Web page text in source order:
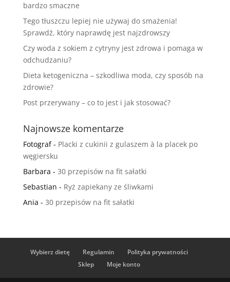
bardzo smaczne
Tego tłuszczu lepiej nie używaj do smażenia!
Sprawdź, który naprawdę jest najzdrowszy
Czy woda z sokiem z cytryny jest zdrowa i pomaga w
odchudzaniu?
Dieta ketogeniczna – szkodliwa moda, czy sposób na
zdrowie?
Post przerywany – co to jest i jak stosować?
Najnowsze komentarze
Fotograf- Placki z cukinii z gulaszem à la placek po
węgiersku
Barbara - 30 przepisów na fit sałatki
Sebastian - Ryż zapiekany ze śliwkami
Ania - 30 przepisów na fit sałatki
Wybierz dietę Regulamin
Polityka prywatności
Sklep
Moje konto